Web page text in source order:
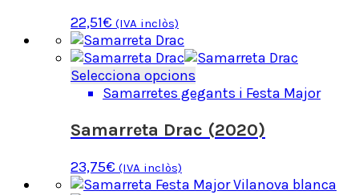
poden
triar
a
la
pàgina
del
22,51€ (IVA inclòs)
Selecciona opcions
producte
diverses
opcions
Samarretes gegants i Festa Major
Samarreta Drac (2020)
23,75€ (IVA inclòs)